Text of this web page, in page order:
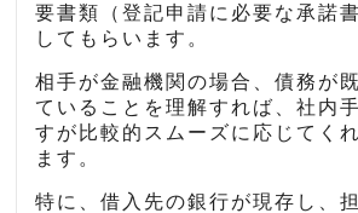
要書類（登記申請に必要な承諾
してもらいます。
相手が金融機関の場合、債務が
ていることを理解すれば、社内
すが比較的スムーズに応じてく
ます。
特に、借入先の銀行が現存し、